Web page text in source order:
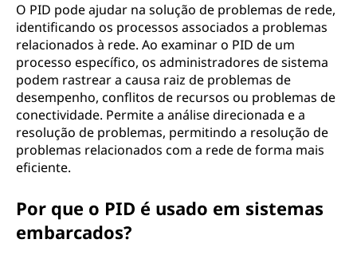
O PID pode ajudar na solução de problemas de rede,
identificando os processos associados a problemas
relacionados à rede. Ao examinar o PID de um
processo específico, os administradores de sistema
podem rastrear a causa raiz de problemas de
desempenho, conflitos de recursos ou problemas de
conectividade. Permite a análise direcionada e a
resolução de problemas, permitindo a resolução de
problemas relacionados com a rede de forma mais
eficiente.
Por que o PID é usado em sistemas
embarcados?